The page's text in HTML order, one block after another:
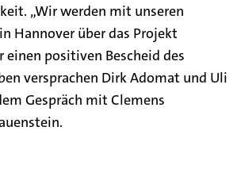
„Wir werden mit unseren
Hannover über das Projekt
einen positiven Bescheid des
versprachen Dirk Adomat und Uli
Gespräch mit Clemens